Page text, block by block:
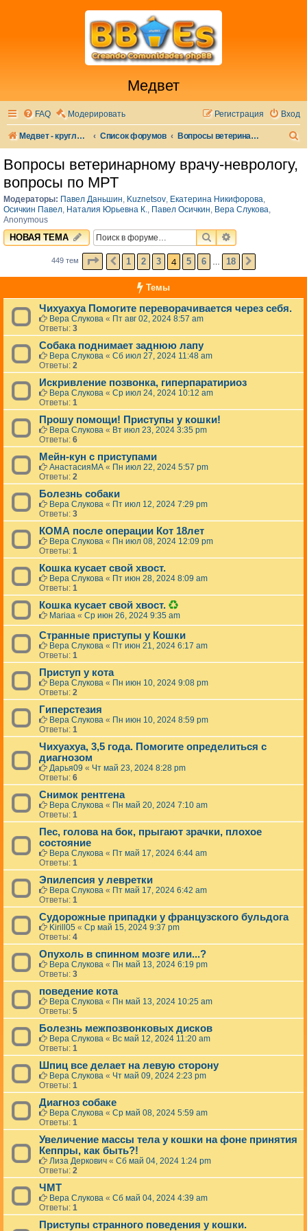
Медвет
FAQ Модерировать Вход
Регистрация
Медвет - круглосуточная ветеринарная клиника в Москве Список форумов Вопросы ветеринарному врачу-неврологу, вопросы по МРТ
Вопросы ветеринарному врачу-неврологу,
вопросы по МРТ
Модераторы: Павел Даньшин, Kuznetsov, Екатерина Никифорова,
Осичкин Павел, Наталия Юрьевна К., Павел Осичкин, Вера Слукова,
Anonymous
НОВАЯ ТЕМА ПОИСКРАСШИРЕННЫЙ
449 тем СТРАНИЦА ИЗ18
ПРЕД.
1 2 3 4 5 6 18
Темы
Чихуахуа Помогите переворачивается через себя.
Вера Слукова « Пт авг 02, 2024 8:57 am
Ответы: 3
Собака поднимает заднюю лапу
Вера Слукова « Сб июл 27, 2024 11:48 am
Ответы: 2
Искривление позвонка, гиперпаратириоз
Вера Слукова « Ср июл 24, 2024 10:12 am
Ответы: 1
Прошу помощи! Приступы у кошки!
Вера Слукова « Вт июл 23, 2024 3:35 pm
Ответы: 6
Мейн-кун с приступами
АнастасияМА « Пн июл 22, 2024 5:57 pm
Ответы: 2
Болезнь собаки
Вера Слукова « Пт июл 12, 2024 7:29 pm
Ответы: 3
КОМА после операции Кот 18лет
Вера Слукова « Пн июл 08, 2024 12:09 pm
Ответы: 1
Кошка кусает свой хвост.
Вера Слукова « Пт июн 28, 2024 8:09 am
Ответы: 1
Кошка кусает свой хвост.
а
н
н
а
т
м
б
л
у
д
л
н
.
Mariaa « Ср июн 26, 2024 9:35 am
Странные приступы у Кошки
Вера Слукова « Пт июн 21, 2024 6:17 am
Ответы: 1
Приступ у кота
Вера Слукова « Пн июн 10, 2024 9:08 pm
Ответы: 2
Гиперстезия
Вера Слукова « Пн июн 10, 2024 8:59 pm
Ответы: 1
Чихуахуа, 3,5 года. Помогите определиться с
диагнозом
Дарья09 « Чт май 23, 2024 8:28 pm
Ответы: 6
Снимок рентгена
Вера Слукова « Пн май 20, 2024 7:10 am
Ответы: 1
Пес, голова на бок, прыгают зрачки, плохое
состояние
Вера Слукова « Пт май 17, 2024 6:44 am
Ответы: 1
Эпилепсия у левретки
Вера Слукова « Пт май 17, 2024 6:42 am
Ответы: 1
Судорожные припадки у французского бульдога
Kirill05 « Ср май 15, 2024 9:37 pm
Ответы: 4
Опухоль в спинном мозге или...?
Вера Слукова « Пн май 13, 2024 6:19 pm
Ответы: 3
поведение кота
Вера Слукова « Пн май 13, 2024 10:25 am
Ответы: 5
Болезнь межпозвонковых дисков
Вера Слукова « Вс май 12, 2024 11:20 am
Ответы: 1
Шпиц все делает на левую сторону
Вера Слукова « Чт май 09, 2024 2:23 pm
Ответы: 1
Диагноз собаке
Вера Слукова « Ср май 08, 2024 5:59 am
Ответы: 1
Увеличение массы тела у кошки на фоне принятия
Кеппры, как быть?!
Лиза Деркович « Сб май 04, 2024 1:24 pm
Ответы: 2
ЧМТ
Вера Слукова « Сб май 04, 2024 4:39 am
Ответы: 1
Приступы странного поведения у кошки.